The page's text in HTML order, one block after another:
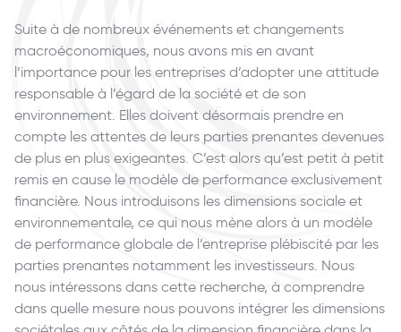
Suite à de nombreux événements et changements
macroéconomiques, nous avons mis en avant
l’importance pour les entreprises d’adopter une attitude
responsable à l’égard de la société et de son
environnement. Elles doivent désormais prendre en
compte les attentes de leurs parties prenantes devenues
de plus en plus exigeantes. C’est alors qu’est petit à petit
remis en cause le modèle de performance exclusivement
financière. Nous introduisons les dimensions sociale et
environnementale, ce qui nous mène alors à un modèle
de performance globale de l’entreprise plébiscité par les
parties prenantes notamment les investisseurs. Nous
nous intéressons dans cette recherche, à comprendre
dans quelle mesure nous pouvons intégrer les dimensions